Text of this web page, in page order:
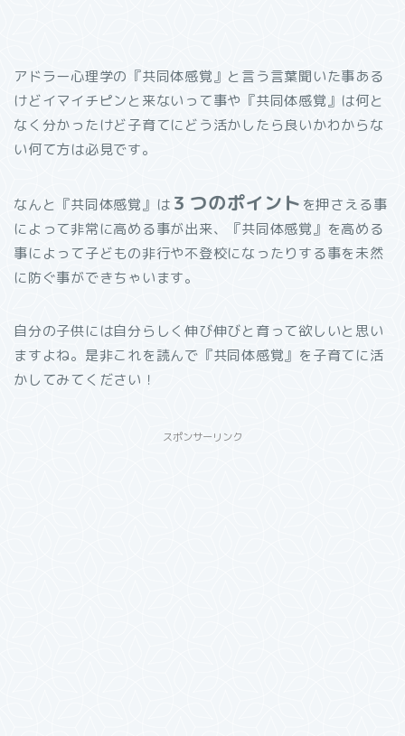
アドラー心理学の『共同体感覚』と言う言葉聞いた事ある
けどイマイチピンと来ないって事や『共同体感覚』は何と
なく分かったけど子育てにどう活かしたら良いかわからな
い何て方は必見です。
なんと『共同体感覚』は ３つのポイント を押さえる事
によって非常に高める事が出来、『共同体感覚』を高める
事によって子どもの非行や不登校になったりする事を未然
に防ぐ事ができちゃいます。
自分の子供には自分らしく伸び伸びと育って欲しいと思い
ますよね。 是非これを読んで『共同体感覚』を子育てに活
かしてみてください！
スポンサーリンク